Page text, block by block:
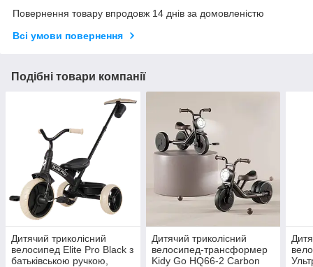
Повернення товару впродовж 14 днів за домовленістю
Всі умови повернення
Подібні товари компанії
Дитячий триколісний
велосипед Elite Pro Black з
батьківською ручкою,
Дитячий триколісний
велосипед-трансформер
Kidy Go HQ66-2 Carbon